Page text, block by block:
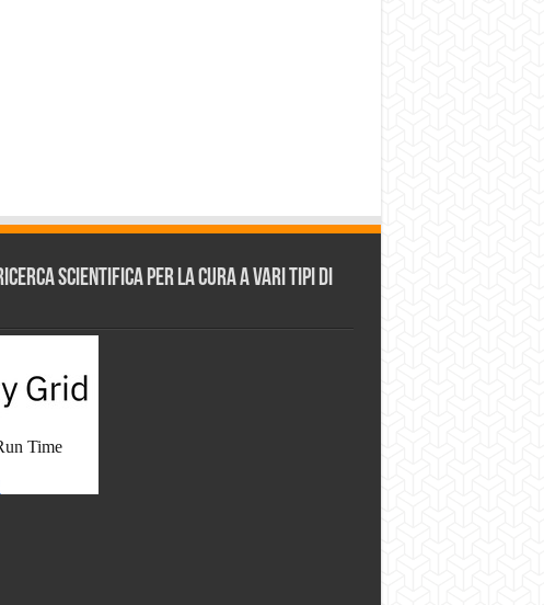
scientifica per la cura a vari tipi di